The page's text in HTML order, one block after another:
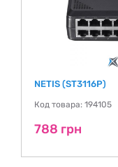
NETIS (ST3116P)
Код товара: 194105
788 грн